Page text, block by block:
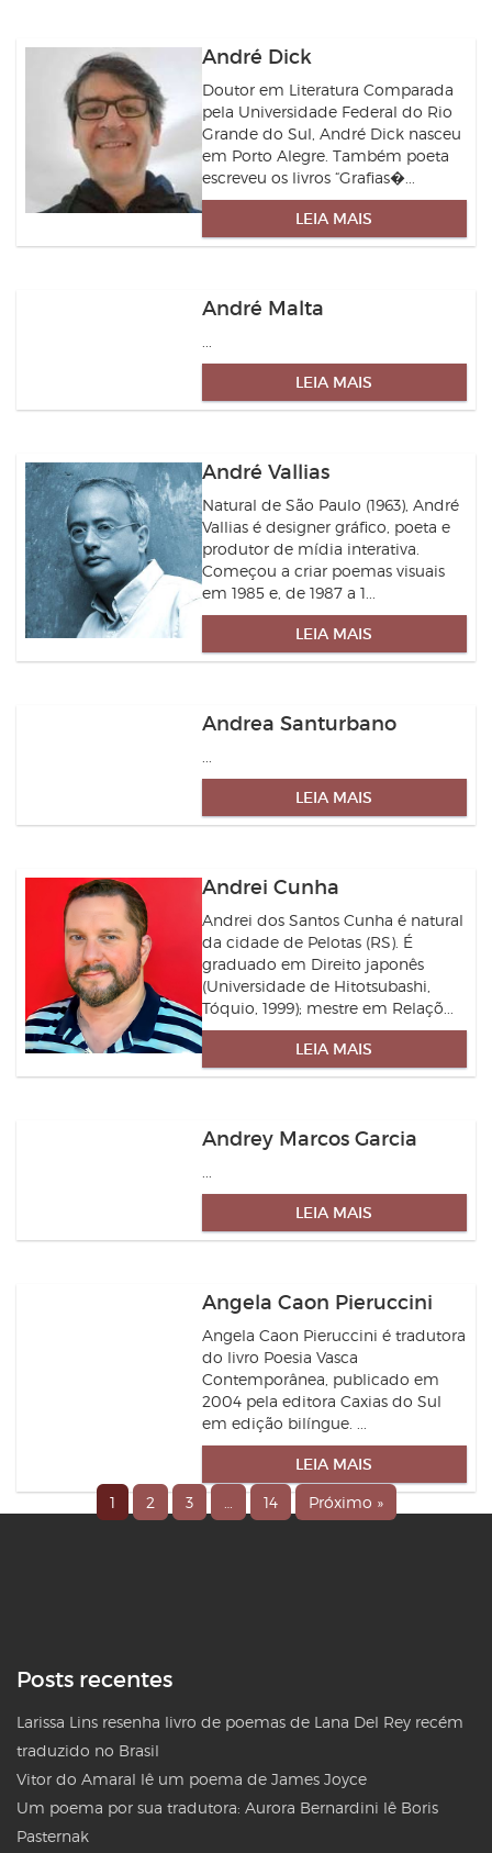
André Dick
Doutor em Literatura Comparada
pela Universidade Federal do Rio
Grande do Sul, André Dick nasceu
em Porto Alegre. Também poeta
escreveu os livros “Grafias�...
LEIA MAIS
André Malta
LEIA MAIS
André Vallias
Natural de São Paulo (1963), André
Vallias é designer gráfico, poeta e
produtor de mídia interativa.
Começou a criar poemas visuais
em 1985 e, de 1987 a 1...
LEIA MAIS
Andrea Santurbano
LEIA MAIS
Andrei Cunha
Andrei dos Santos Cunha é natural
da cidade de Pelotas (RS). É
graduado em Direito japonês
(Universidade de Hitotsubashi,
Tóquio, 1999); mestre em Relaçõ...
LEIA MAIS
Andrey Marcos Garcia
LEIA MAIS
Angela Caon Pieruccini
Angela Caon Pieruccini é tradutora
do livro Poesia Vasca
Contemporânea, publicado em
2004 pela editora Caxias do Sul
em edição bilíngue. ...
LEIA MAIS
1 2 3 14 Próximo »
Posts recentes
Larissa Lins resenha livro de poemas de Lana Del Rey recém
traduzido no Brasil
Vitor do Amaral lê um poema de James Joyce
Um poema por sua tradutora: Aurora Bernardini lê Boris
Pasternak